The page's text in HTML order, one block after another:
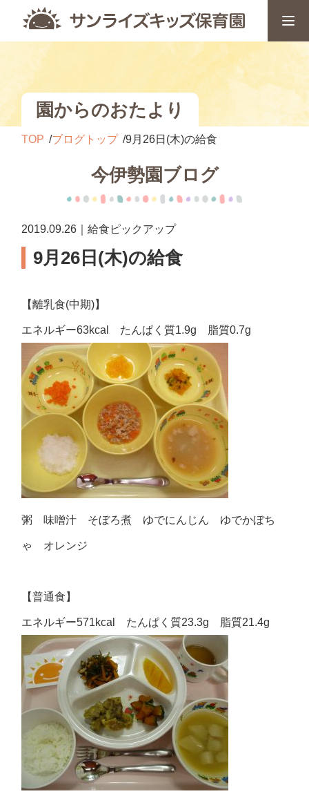
園からのおたより
TOP ブログトップ 9月26日(木)の給食
今伊勢園ブログ
2019.09.26｜給食ピックアップ
9月26日(木)の給食
【離乳食(中期)】
エネルギー63kcal たんぱく質1.9g 脂質0.7g
粥 味噌汁 そぼろ煮 ゆでにんじん ゆでかぼち
ゃ オレンジ
【普通食】
エネルギー571kcal たんぱく質23.3g 脂質21.4g